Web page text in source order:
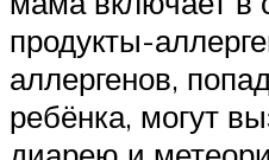
продукты-
аллергенов,
ребёнка, могут